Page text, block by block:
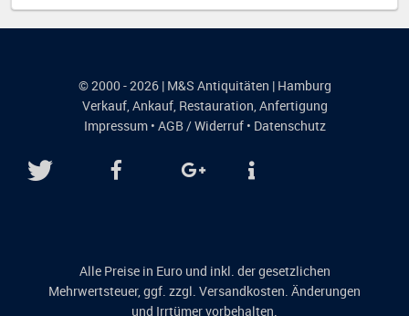
© 2000 - 2026 | M&S Antiquitäten | Hamburg
Verkauf,Ankauf, Restauration,Anfertigung
Impressum• AGB / Widerruf• Datenschutz
Alle Preise in Euro und inkl. der gesetzlichen
Mehrwertsteuer, ggf. zzgl. Versandkosten. Änderungen
und Irrtümer vorbehalten.